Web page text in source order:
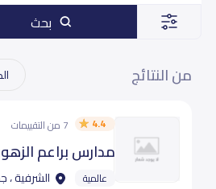
من النتائج
4.4 7 من التقييمات
مدارس براعم
عالمية الشرفية ،